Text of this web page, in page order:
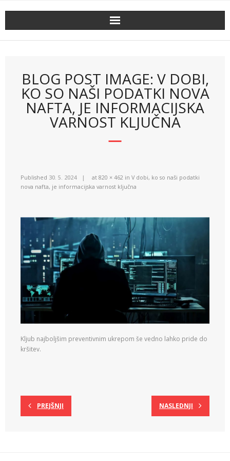
BLOG POST IMAGE: V DOBI,
KO SO NAŠI PODATKI NOVA
NAFTA, JE INFORMACIJSKA
VARNOST KLJUČNA
Published 30. 5. 2024 at 820 × 462 in V dobi, ko so naši podatki
nova nafta, je informacijska varnost ključna
Kljub najboljšim preventivnim ukrepom še vedno lahko pride do
kršitev.
PREJŠNJI NASLEDNJI